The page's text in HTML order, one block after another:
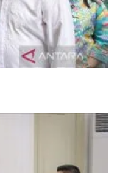
tekan inflasi